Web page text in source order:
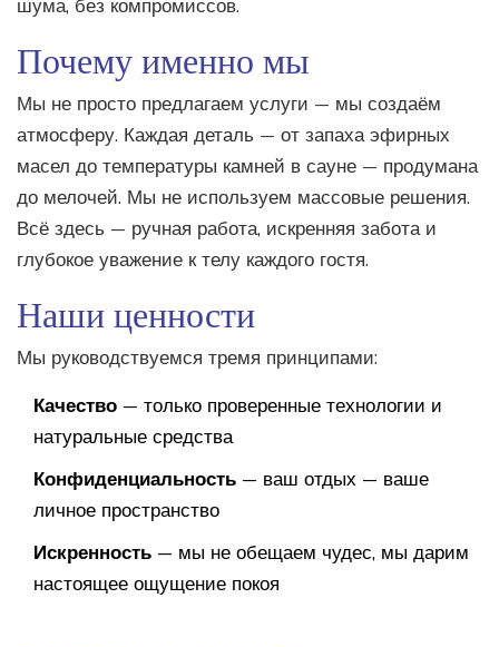
шума, без компромиссов.
Почему именно мы
Мы не просто предлагаем услуги — мы создаём
атмосферу. Каждая деталь — от запаха эфирных
масел до температуры камней в сауне — продумана
до мелочей. Мы не используем массовые решения.
Всё здесь — ручная работа, искренняя забота и
глубокое уважение к телу каждого гостя.
Наши ценности
Мы руководствуемся тремя принципами:
Качество — только проверенные технологии и
натуральные средства
Конфиденциальность — ваш отдых — ваше
личное пространство
Искренность — мы не обещаем чудес, мы дарим
настоящее ощущение покоя